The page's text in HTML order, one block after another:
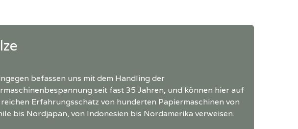
befassen uns mit dem Handling der
seit fast 35 Jahren, und können hier auf
Erfahrungsschatz von hunderten Papiermaschinen von
bis Nordjapan, von Indonesien bis Nordamerika verweisen.